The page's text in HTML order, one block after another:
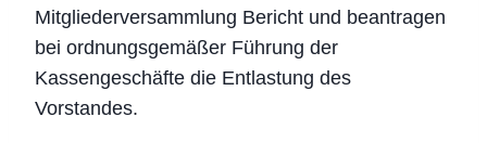
Mitgliederversammlung Bericht und beantragen
bei ordnungsgemäßer Führung der
Kassengeschäfte die Entlastung des
Vorstandes.